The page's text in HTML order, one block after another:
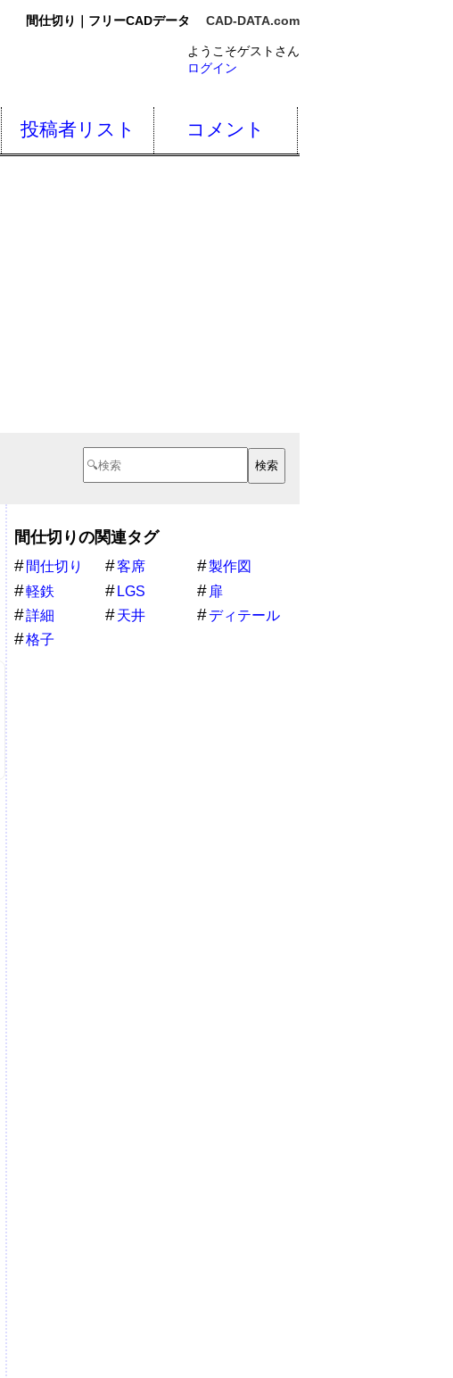
間仕切り｜フリーCADデータ CAD-DATA.com
ようこそゲストさん
ログイン
投稿者リスト コメント
間仕切りの関連タグ
間仕切り 客席
製作図
軽鉄
LGS
扉
詳細
天井
ディテール
格子